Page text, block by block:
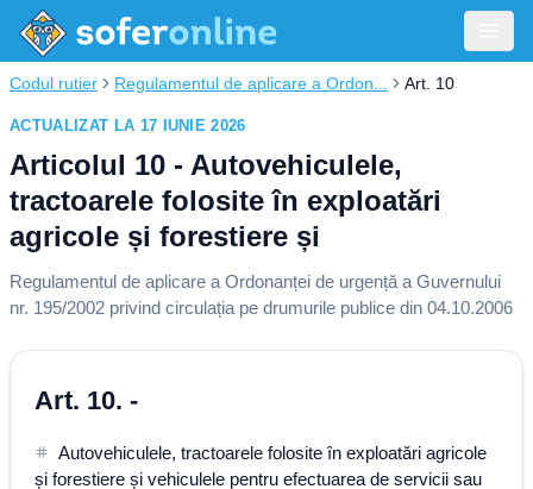
Codul rutier Regulamentul de aplicare a Ordon... Art. 10
ACTUALIZAT LA 17 IUNIE 2026
Articolul 10 - Autovehiculele,
tractoarele folosite în exploatări
agricole și forestiere și
Regulamentul de aplicare a Ordonanței de urgență a Guvernului
nr. 195/2002 privind circulația pe drumurile publice din 04.10.2006
Art. 10. -
Autovehiculele, tractoarele folosite în exploatări agricole
și forestiere și vehiculele pentru efectuarea de servicii sau